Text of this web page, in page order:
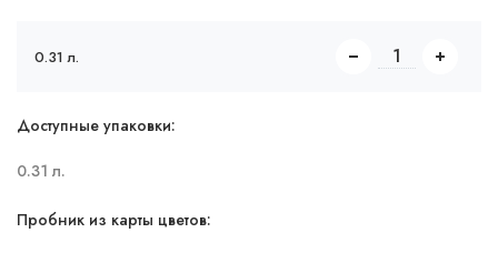
0.31 л.
Доступные упаковки:
0.31 л.
Пробник из карты цветов: